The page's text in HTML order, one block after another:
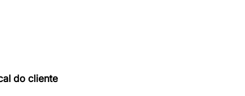
do cliente